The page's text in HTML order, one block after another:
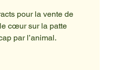
pour la vente de
cœur sur la patte
par l’animal.